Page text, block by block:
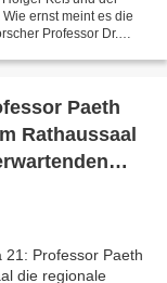
ernst meint es die
Professor Dr.
Paeth
Rathaussaal